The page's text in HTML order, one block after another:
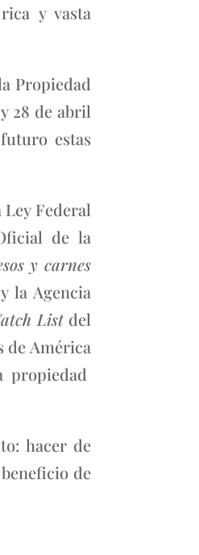
y vasta
Propiedad
28 de abril
estas
Federal
de la
y carnes
la Agencia
List del
de América
propiedad
hacer de
de